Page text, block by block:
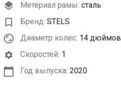
Метериал рамы: сталь
Бренд: STELS
Диаметр колес: 14 дюймов
Cкоростей: 1
Год выпуска: 2020